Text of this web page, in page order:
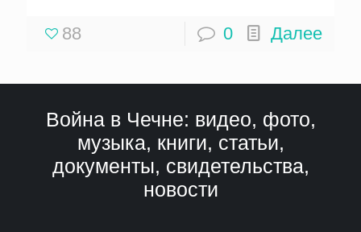
88 0 Далее
Война в Чечне: видео, фото,
музыка, книги, статьи,
документы, свидетельства,
новости